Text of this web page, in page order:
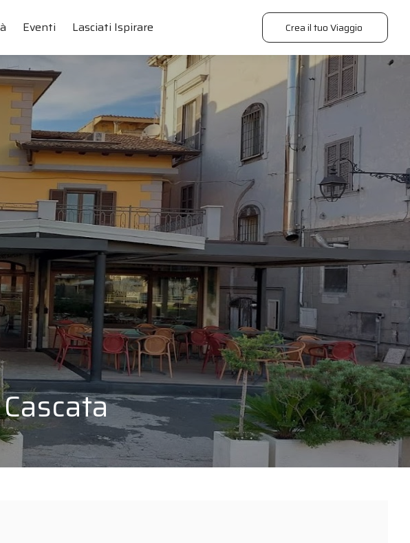
Crea il tuo Viaggio
Eventi Lasciati Ispirare